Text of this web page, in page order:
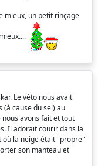
mieux, un petit rinçage
Le véto nous avait
(à cause du sel) au
nous avons fait et tout
Il adorait courir dans la
où la neige était "propre"
son manteau et